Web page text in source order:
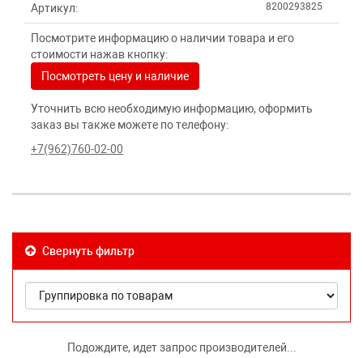
Артикул: 8200293825
Посмотрите информацию о наличии товара и его
стоимости нажав кнопку:
Посмотреть цену и наличие
Уточнить всю необходимую информацию, оформить
заказ вы также можете по телефону:
+7(962)760-02-00
Свернуть фильтр
Подождите, идет запрос производителей...